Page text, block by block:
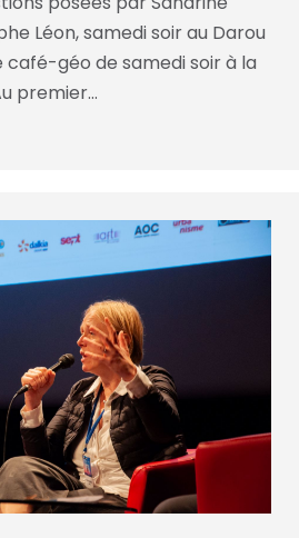
Léon, samedi soir au Darou
géo de samedi soir à la
premier…